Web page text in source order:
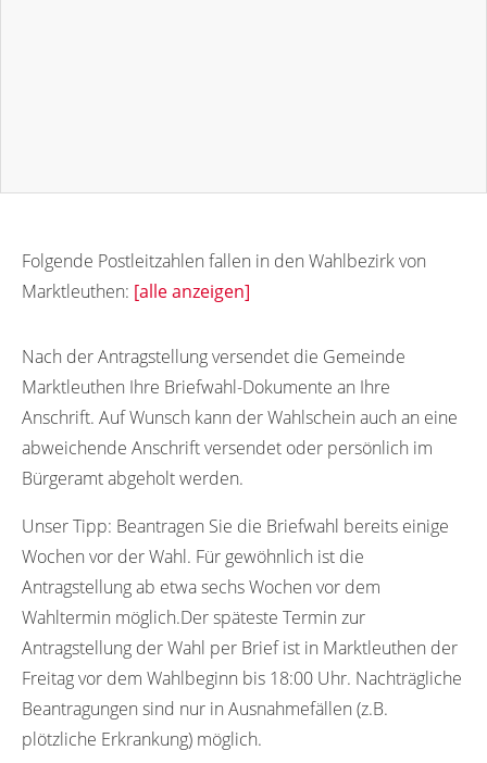
Folgende Postleitzahlen fallen in den Wahlbezirk von
Marktleuthen: [alle anzeigen]
Nach der Antragstellung versendet die Gemeinde
Marktleuthen Ihre Briefwahl-Dokumente an Ihre
Anschrift. Auf Wunsch kann der Wahlschein auch an eine
abweichende Anschrift versendet oder persönlich im
Bürgeramt abgeholt werden.
Unser Tipp: Beantragen Sie die Briefwahl bereits einige
Wochen vor der Wahl. Für gewöhnlich ist die
Antragstellung ab etwa sechs Wochen vor dem
Wahltermin möglich.Der späteste Termin zur
Antragstellung der Wahl per Brief ist in Marktleuthen der
Freitag vor dem Wahlbeginn bis 18:00 Uhr. Nachträgliche
Beantragungen sind nur in Ausnahmefällen (z.B.
plötzliche Erkrankung) möglich.